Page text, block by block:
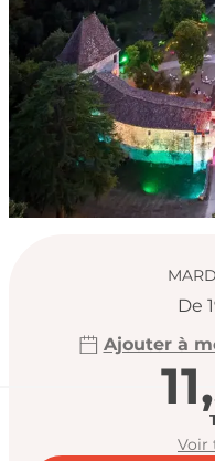
De
Ajouter à
Voir